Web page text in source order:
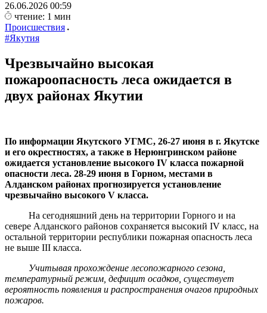
26.06.2026 00:59
чтение: 1 мин
Происшествия
#Якутия
Чрезвычайно высокая
пожароопасность леса ожидается в
двух районах Якутии
По информации Якутского УГМС, 26-27 июня в г. Якутске
и его окрестностях, а также в Нерюнгринском районе
ожидается установление высокого IV класса пожарной
опасности леса. 28-29 июня в Горном, местами в
Алданском районах прогнозируется установление
чрезвычайно высокого V класса.
На сегодняшний день на территории Горного и на
севере Алданского районов сохраняется высокий IV класс, на
остальной территории республики пожарная опасность леса
не выше III класса.
Учитывая прохождение лесопожарного сезона,
температурный режим, дефицит осадков, существует
вероятность появления и распространения очагов природных
пожаров.